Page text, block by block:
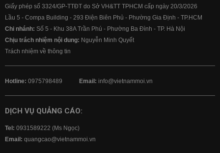
Lãi suất ngân hàng Vietcombank
Giấy phép số 3324/GP-TTĐT do Sở VH&TT TPHCM cấp ngày 20/3/2026
Lầu 5 - Compa Building - 293 Điện Biên Phủ - Phường Gia Định - TP.HCM
Chi nhánh: Số 5 - Khu 38A Trần Phú - Phường Ba Đình - TP. Hà Nội
Chịu trách nhiệm nội dung: Nguyễn Minh Quyết
Trách nhiệm về thông tin
Hotline: 0975798489 Email: info@vietnammoi.vn
DỊCH VỤ QUẢNG CÁO:
Tel: 0931589222 (Ms Ngọc)
Email: quangcao@vietnammoi.vn